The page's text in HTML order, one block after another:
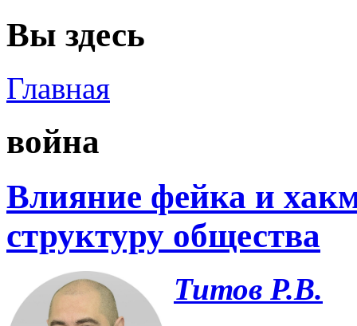
Вы здесь
Главная
война
Влияние фейка и
структуру общества
Титов Р.В.